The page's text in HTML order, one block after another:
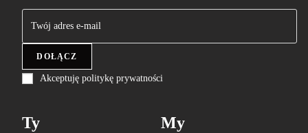
DOŁĄCZ
Akceptuję politykę prywatności
Ty My